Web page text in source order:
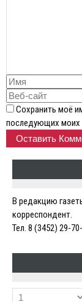
Сохранить моё
последующих моих
В редакцию
корреспондент.
Тел. 8 (3452) 29-